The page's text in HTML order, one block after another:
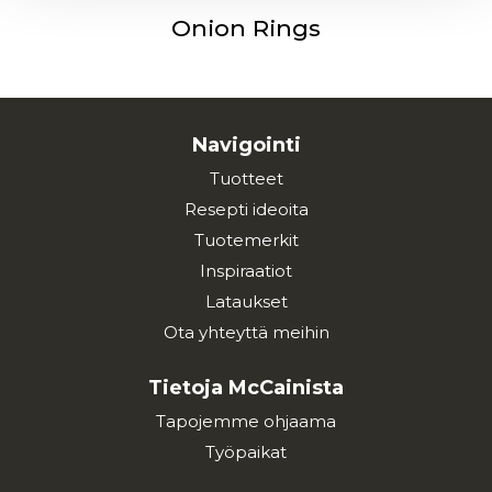
Onion Rings
Navigointi
Tuotteet
Resepti ideoita
Tuotemerkit
Inspiraatiot
Lataukset
Ota yhteyttä meihin
Tietoja McCainista
Tapojemme ohjaama
Työpaikat